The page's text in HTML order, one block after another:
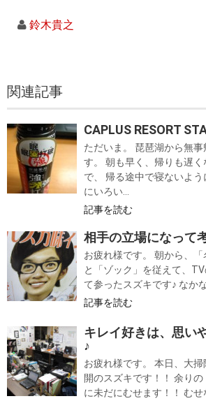
鈴木貴之
関連記事
CAPLUS RESORT
ただいま。 琵琶湖から無
す。 朝も早く、帰りも遅
で、 帰る途中で寝ないよ
にいろい...
記事を読む
相手の立場になって
お疲れ様です。 朝から、「
と「ゾック」を従えて、
て参ったスズキです♪ なか
記事を読む
キレイ好きは、思い
♪
お疲れ様です。 本日、大
開のスズキです！！ 余り
に未だにむせます！！ む